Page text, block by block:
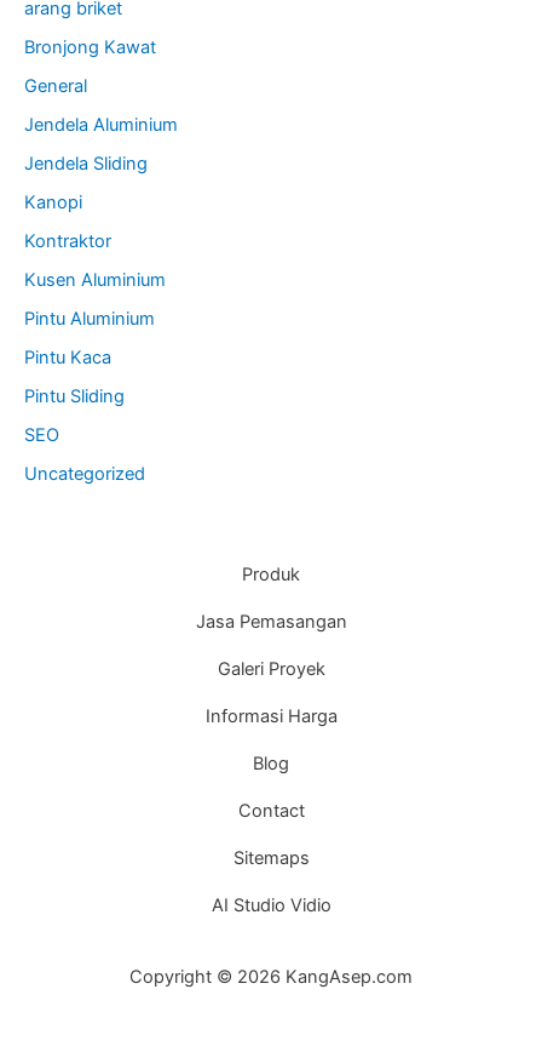
arang briket
Bronjong Kawat
General
Jendela Aluminium
Jendela Sliding
Kanopi
Kontraktor
Kusen Aluminium
Pintu Aluminium
Pintu Kaca
Pintu Sliding
SEO
Uncategorized
Produk
Jasa Pemasangan
Galeri Proyek
Informasi Harga
Blog
Contact
Sitemaps
AI Studio Vidio
Copyright © 2026 KangAsep.com